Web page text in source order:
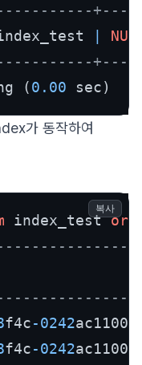
(0.00 sec)
가 동작하여
index_test
f4c-0242
f4c-0242
복사